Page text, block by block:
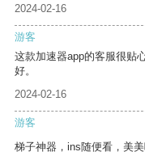
2024-02-16
游客
这款加速器app的客服很贴
好。
2024-02-16
游客
梯子神器，ins随便看，美美